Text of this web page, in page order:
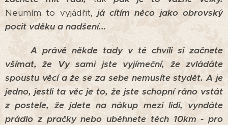
Neumím to vyjádřit,já cítím něco jako obrovský
pocit vděku a nadšení...
A právě někde tady v té chvíli si začnete
všímat, že Vy sami jste vyjímeční, že zvládáte
spoustu věcí a že se za sebe nemusíte stydět. A je
jedno, jestli ta věc je to, že jste schopní ráno vstát
z postele, že jdete na nákup mezi lidi, vyndáte
prádlo z pračky nebo uběhnete těch 10km - pro